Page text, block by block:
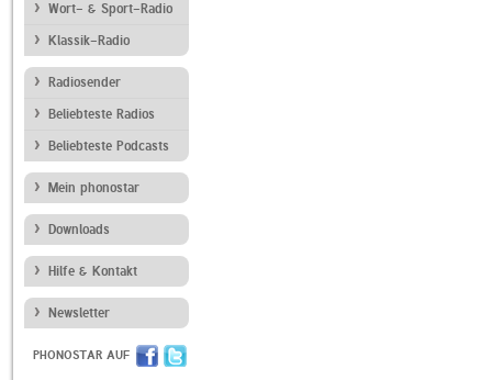
Wort- & Sport-Radio
Klassik-Radio
Radiosender
Beliebteste Radios
Beliebteste Podcasts
Mein phonostar
Downloads
Hilfe & Kontakt
Newsletter
PHONOSTAR AUF